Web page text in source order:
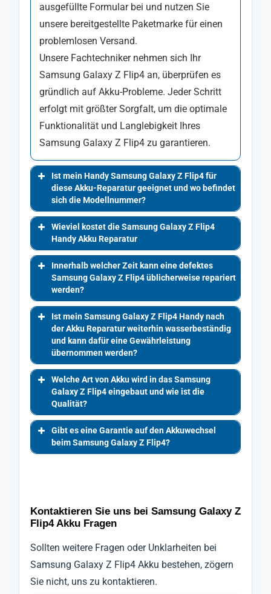
ausgefüllte Formular bei und nutzen Sie
unsere bereitgestellte Paketmarke für einen
problemlosen Versand.
Unsere Fachtechniker nehmen sich Ihr
Samsung Galaxy Z Flip4 an, überprüfen es
gründlich auf Akku-Probleme. Jeder Schritt
erfolgt mit größter Sorgfalt, um die optimale
Funktionalität und Langlebigkeit Ihres
Samsung Galaxy Z Flip4 zu garantieren.
Ist mein Handy Samsung Galaxy Z Flip4 für
diese Akku-Reparatur geeignet und wo befindet
sich die Modellnummer?
Wieviel kostet die Samsung Galaxy Z Flip4
Handy Akku Reparatur
Innerhalb welcher Zeit kann eine defektes
Samsung Galaxy Z Flip4 üblicherweise repariert
werden?
Ist mein Samsung Galaxy Z Flip4 Handy nach
der Akku Reparatur weiterhin wasserbeständig
und kann dafür eine Gewährleistung
übernommen werden?
Welche Art von Akku wird in das Samsung
Galaxy Z Flip4 eingebaut und wie ist die
Qualität?
Gibt es eine Garantie auf den Akkuwechsel
beim Samsung Galaxy Z Flip4?
Kontaktieren Sie uns bei Samsung Galaxy Z
Flip4 Akku Fragen
Sollten weitere Fragen oder Unklarheiten bei
Samsung Galaxy Z Flip4 Akku bestehen, zögern
Sie nicht, uns zu kontaktieren.